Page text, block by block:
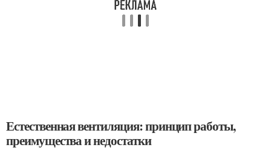
Естественная вентиляция: принцип работы,
преимущества и недостатки